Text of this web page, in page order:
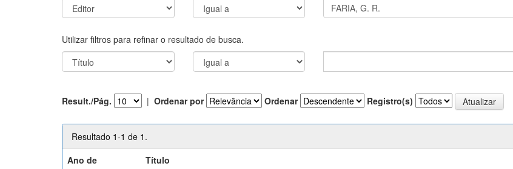
Utilizar filtros para refinar o resultado de busca.
Result./Pág. | Ordenar por Ordenar Registro(s)
Resultado 1-1 de 1.
Ano de
Título